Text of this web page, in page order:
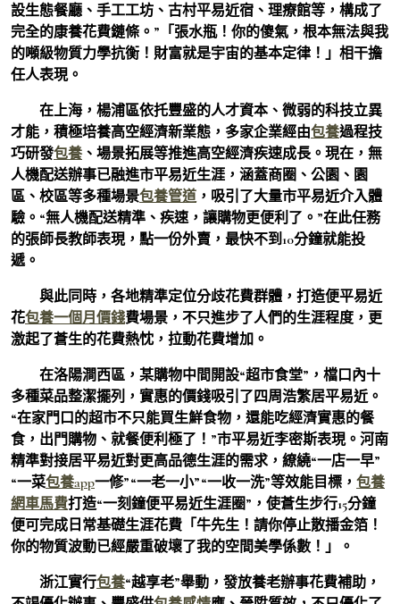
設生態餐廳、手工工坊、古村平易近宿、理療館等，構成了
完全的康養花費鏈條。”「張水瓶！你的傻氣，根本無法與我
的噸級物質力學抗衡！財富就是宇宙的基本定律！」相干擔
任人表現。
在上海，楊浦區依托豐盛的人才資本、微弱的科技立異
才能，積極培養高空經濟新業態，多家企業經由包養過程技
巧研發包養 、場景拓展等推進高空經濟疾速成長。現在，無
人機配送辦事已融進市平易近生涯，涵蓋商圈、公園、園
區、校區等多種場景包養管道 ，吸引了大量市平易近介入體
驗。“無人機配送精準、疾速，讓購物更便利了。”在此任務
的張師長教師表現，點一份外賣，最快不到10分鐘就能投
遞。
與此同時，各地精準定位分歧花費群體，打造便平易近
花包養一個月價錢費場景，不只進步了人們的生涯程度，更
激起了蒼生的花費熱忱，拉動花費增加。
在洛陽澗西區，某購物中間開設“超市食堂”，檔口內十
多種菜品整潔擺列，實惠的價錢吸引了四周浩繁居平易近。
“在家門口的超市不只能買生鮮食物，還能吃經濟實惠的餐
食，出門購物、就餐便利極了！”市平易近李密斯表現。河南
精準對接居平易近對更高品德生涯的需求，繚繞“一店一早”
“一菜包養app一修”“一老一小”“一收一洗”等效能目標， 包養
網車馬費打造“一刻鐘便平易近生涯圈”，使蒼生步行15分鐘
便可完成日常基礎生涯花費「牛先生！請你停止散播金箔！
你的物質波動已經嚴重破壞了我的空間美學係數！」。
浙江實行包養“越享老”舉動，發放養老辦事花費補助，